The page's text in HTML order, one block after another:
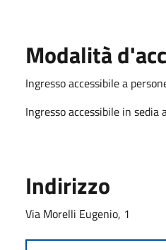
Modalità
Ingresso accessibile a
Ingresso accessibile in sedia
Indirizzo
Via Morelli Eugenio, 1